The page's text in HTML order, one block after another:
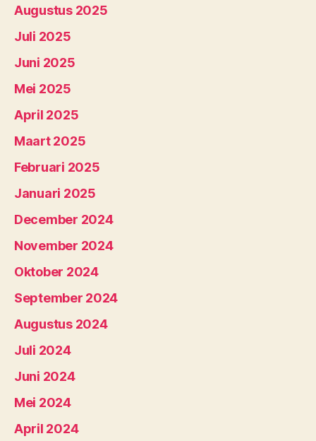
Augustus 2025
Juli 2025
Juni 2025
Mei 2025
April 2025
Maart 2025
Februari 2025
Januari 2025
December 2024
November 2024
Oktober 2024
September 2024
Augustus 2024
Juli 2024
Juni 2024
Mei 2024
April 2024